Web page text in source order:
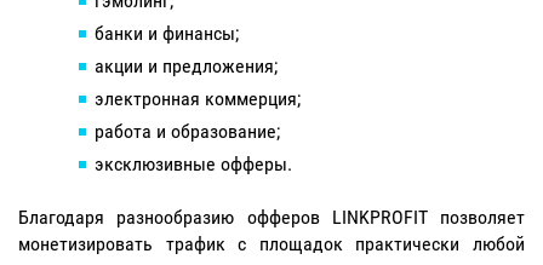
банки и финансы;
акции и предложения;
электронная коммерция;
работа и образование;
эксклюзивные офферы.
Благодаря разнообразию офферов LINKPROFIT позволяет
монетизировать трафик с площадок практически любой